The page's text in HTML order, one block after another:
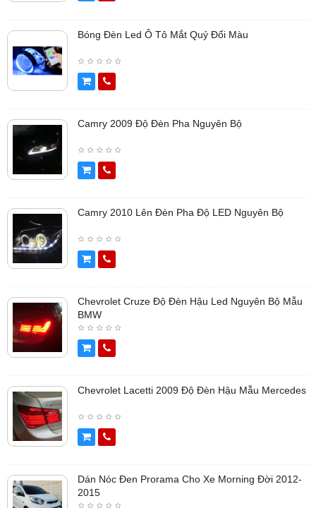
Bóng Đèn Led Ô Tô Mắt Quỷ Đổi Màu
Camry 2009 Độ Đèn Pha Nguyên Bộ
Camry 2010 Lên Đèn Pha Độ LED Nguyên Bộ
Chevrolet Cruze Độ Đèn Hậu Led Nguyên Bộ Mẫu
BMW
Chevrolet Lacetti 2009 Độ Đèn Hậu Mẫu Mercedes
Dán Nóc Đen Prorama Cho Xe Morning Đời 2012-
2015